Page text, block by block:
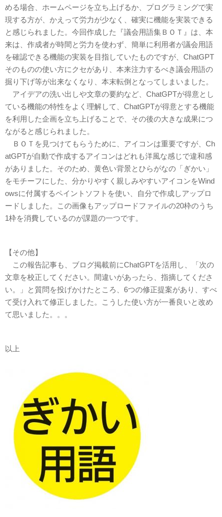
める場合、ホームページを立ち上げるか、プログラミングで実
現する方が、かえって労力が少なく、確実に機能を実装できる
と感じられました。今回作成した『議会用語集ＢＯＴ』は、本
来は、作成者が時間と労力を使わず、簡単に利用者が議会用語
を確認できる機能の実装を目指していたものですが、ChatGPT
そのものの使い方にクセがあり、本来注力するべき議会用語の
掘り下げ等が出来なくなり、本末転倒となってしまいました。
アイデアの洗い出しや文章の要約など、ChatGPTが得意とし
ている機能の特性をよく理解して、ChatGPTが得意とする機能
を利用した企画を立ち上げることで、その後の大きな成果につ
ながると感じられました。
ＢＯＴを見つけてもらうために、アイコンは重要ですが、Ch
atGPTが自動で作成するアイコンはどれも洋風な感じで違和感
がありました。そのため、黄色い背景とひらがなの「ぎかい」
をモチーフにした、分かりやすく親しみやすいアイコンをWind
owsに付属するペイントソフトを使い、自分で作成しアップロ
ードしました。この画像もアップロードファイルの20枠のうち
1枠を消費しているのが課題の一つです。
【その他】
この報告記事も、ブログ掲載前にChatGPTを活用し、「次の
文章を校正してください。間違いがあったら、指摘してくださ
い。」と質問を投げかけたところ、6つの修正提案があり、すべ
て受け入れて修正しました。こうした使い方が一番良いと改め
て思いました。。。
以上